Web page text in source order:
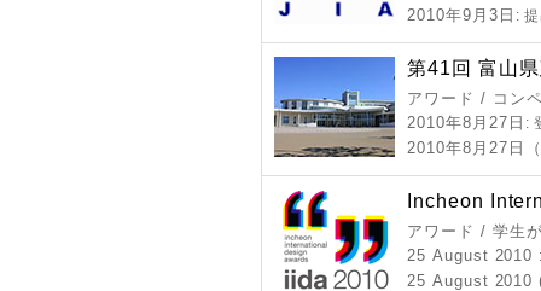
2010年9月3日 :
第41回 富山
アワード / コン
2010年8月27日 :
2010年8月27日
Incheon
アワード / 学生
25 August 2010
25 August